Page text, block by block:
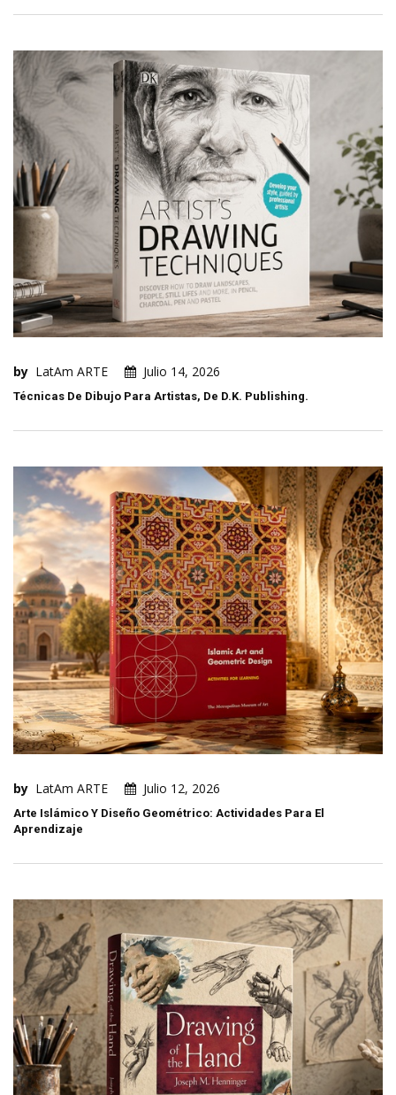
by LatAm ARTE Julio 14, 2026
Técnicas De Dibujo Para Artistas, De D.K. Publishing.
by LatAm ARTE Julio 12, 2026
Arte Islámico Y Diseño Geométrico: Actividades Para El
Aprendizaje